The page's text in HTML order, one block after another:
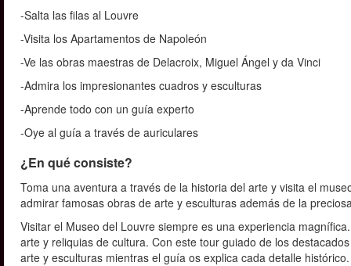
-Salta las filas al Louvre
-Visita los Apartamentos de Napoleón
-Ve las obras maestras de Delacroix, Miguel Ángel y da Vinci
-Admira los impresionantes cuadros y esculturas
-Aprende todo con un guía experto
-Oye al guía a través de auriculares
¿En qué consiste?
Toma una aventura a través de la historia del arte y visita el
admirar famosas obras de arte y esculturas además de la
Visitar el Museo del Louvre siempre es una experiencia
arte y reliquias de cultura. Con este tour guiado de los
arte y esculturas mientras el guía os explica cada detalle